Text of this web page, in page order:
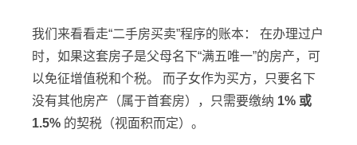
我们来看看走“二手房买卖”程序的账本： 在办理过户
时，如果这套房子是父母名下“满五唯一”的房产，可
以免征增值税和个税。 而子女作为买方，只要名下
没有其他房产（属于首套房），只需要缴纳 1% 或
1.5% 的契税（视面积而定）。